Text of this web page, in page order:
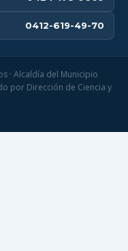
0412-619-49-70
· Alcaldía del Municipio
por Dirección de Ciencia y